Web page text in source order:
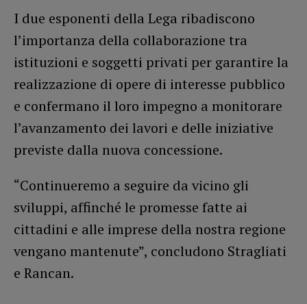
I due esponenti della Lega ribadiscono
l’importanza della collaborazione tra
istituzioni e soggetti privati per garantire la
realizzazione di opere di interesse pubblico
e confermano il loro impegno a monitorare
l’avanzamento dei lavori e delle iniziative
previste dalla nuova concessione.
“Continueremo a seguire da vicino gli
sviluppi, affinché le promesse fatte ai
cittadini e alle imprese della nostra regione
vengano mantenute”, concludono Stragliati
e Rancan.